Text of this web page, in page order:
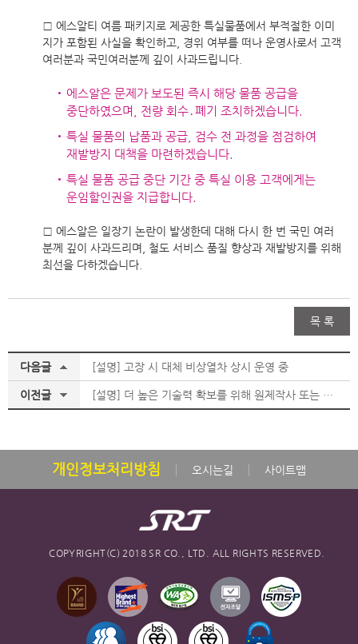
□ 에스알티 여름 패키지로 제공한 특실물품에서 부적절한 이미
지가 포함된 사실을 확인하고, 경위 여부를 떠나 운영사로서 고객
여러분과 국민여러분께 깊이 사과드립니다.
에스알은 문제가 보도된 즉시 해당 물품 공급을
중단하였으며, 전량 회수․폐기 조치하겠습니다.
특실 물품의 납품과 공급, 검수 전 과정을 점검하여
재발방지 대책을 마련하겠습니다.
특실 물품 공급 중단 기간 중 특실 이용 고객에게는
운임할인권을 지급합니다.
□ 에스알은 일장기 논란이 발생한데 대해 다시 한 번 국민 여러
분께 깊이 사과드리며, 철도 서비스 품질 향상과 재발방지를 위해
최선을 다하겠습니다.
목 록
다음글 [설명] 고장 시 대체 비상열차 상시 운영 중
이전글 [설명] 더 높은 기술력 확보를 위해 원제작사 또는 차량제작사가 정비까지 책임지도록 하였습니다.
개인정보처리방침 오시는길 사이트맵
COPYRIGHT(C) 2018 SR CO., LTD. ALL RIGHTS RESERVED.